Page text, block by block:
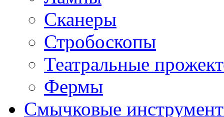
Сканеры
Стробоскопы
Театральные
Фермы
Смычковые